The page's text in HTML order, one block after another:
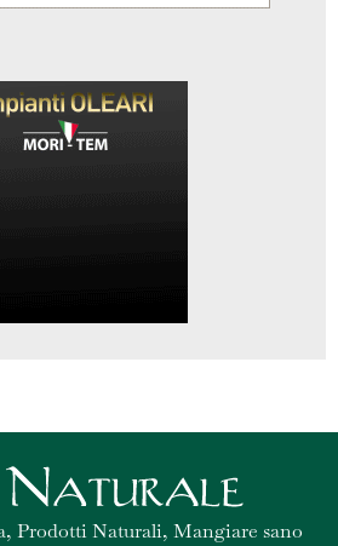
Prodotti Naturali, Mangiare sano